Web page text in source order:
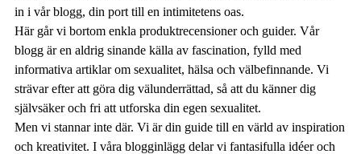
in i vår blogg, din port till en intimitetens oas.
Här går vi bortom enkla produktrecensioner och guider. Vår
blogg är en aldrig sinande källa av fascination, fylld med
informativa artiklar om sexualitet, hälsa och välbefinnande. Vi
strävar efter att göra dig välunderrättad, så att du känner dig
självsäker och fri att utforska din egen sexualitet.
Men vi stannar inte där. Vi är din guide till en värld av inspiration
och kreativitet. I våra blogginlägg delar vi fantasifulla idéer och